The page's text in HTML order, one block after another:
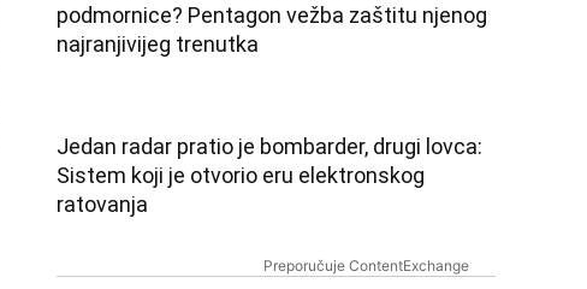
talas paklenih vrućina
napravili veličanstven ambijent, odužili smo
im se
Evropa im se klanjala, Srbija ih slavila, a onda